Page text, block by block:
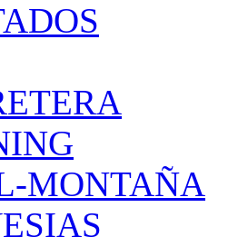
MONTAÑA